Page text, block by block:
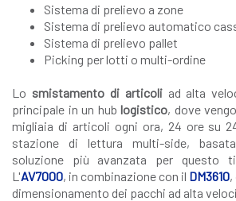
Sistema di prelievo a zone
Sistema di prelievo automatico
Sistema di prelievo pallet
Picking per lotti o multi-ordine
Lo smistamento di articoliad alta
principale in un hub logistico, dove
migliaia di articoli ogni ora, 24 ore su
stazione di lettura multi-side,
soluzione più avanzata per questo
L'AV7000, in combinazione con il DM3610,
dimensionamento dei pacchi ad alta